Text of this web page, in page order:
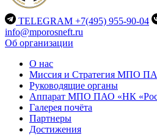
TELEGRAM +7(495) 955-90-04
info@mporosneft.ru
Об организации
О нас
Миссия и Стратегия МПО
Руководящие органы
Аппарат МПО ПАО «НК
Галерея почёта
Партнеры
Достижения